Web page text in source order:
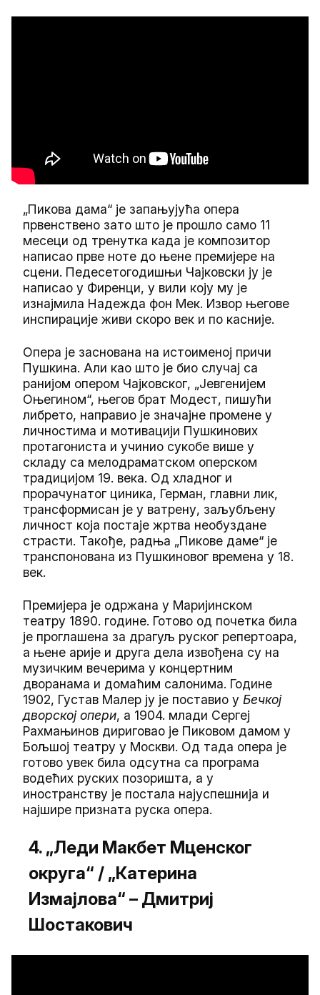
„Пикова дама“ је запањујућа опера
првенствено зато што је прошло само 11
месеци од тренутка када је композитор
написао прве ноте до њене премијере на
сцени. Педесетогодишњи Чајковски ју је
написао у Фиренци, у вили коју му је
изнајмила Надежда фон Мек. Извор његове
инспирације живи скоро век и по касније.
Опера је заснована на истоименој причи
Пушкина. Али као што је био случај са
ранијом опером Чајковског, „Јевгенијем
Оњегином“, његов брат Модест, пишући
либрето, направио је значајне промене у
личностима и мотивацији Пушкинових
протагониста и учинио сукобе више у
складу са мелодраматском оперском
традицијом 19. века. Од хладног и
прорачунатог циника, Герман, главни лик,
трансформисан је у ватрену, заљубљену
личност која постаје жртва необуздане
страсти. Такође, радња „Пикове даме“ је
транспонована из Пушкиновог времена у 18.
век.
Премијера је одржана у Маријинском
театру 1890. године. Готово од почетка била
је проглашена за драгуљ руског репертоара,
а њене арије и друга дела извођена су на
музичким вечерима у концертним
дворанама и домаћим салонима. Године
1902, Густав Малер ју је поставио у Бечкој
дворској опери, а 1904. млади Сергеј
Рахмањинов дириговао је Пиковом дамом у
Бољшој театру у Москви. Од тада опера је
готово увек била одсутна са програма
водећих руских позоришта, а у
иностранству је постала најуспешнија и
најшире призната руска опера.
4. „Леди Макбет Мценског
округа“ / „Катерина
Измајлова“ – Дмитриј
Шостакович